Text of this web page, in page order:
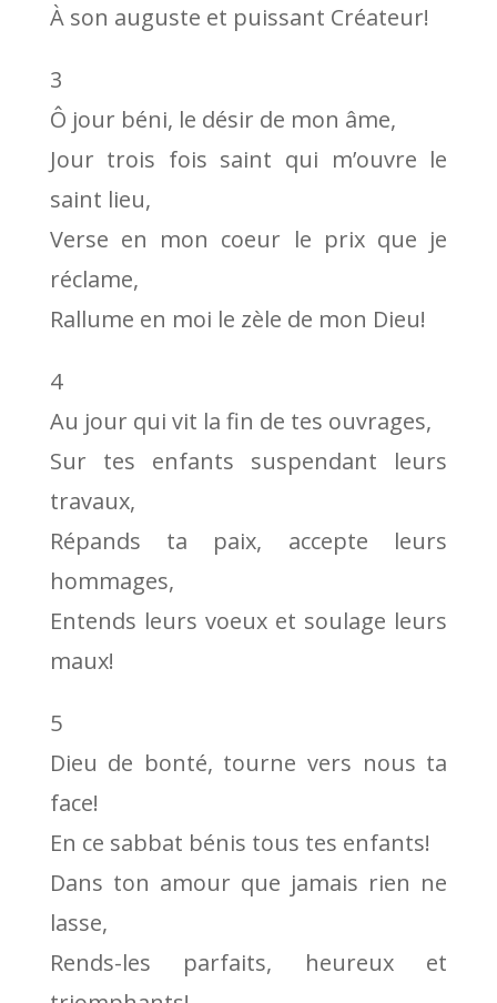
À son auguste et puissant Créateur!
3
Ô jour béni, le désir de mon âme,
Jour trois fois saint qui m’ouvre le
saint lieu,
Verse en mon coeur le prix que je
réclame,
Rallume en moi le zèle de mon Dieu!
4
Au jour qui vit la fin de tes ouvrages,
Sur tes enfants suspendant leurs
travaux,
Répands ta paix, accepte leurs
hommages,
Entends leurs voeux et soulage leurs
maux!
5
Dieu de bonté, tourne vers nous ta
face!
En ce sabbat bénis tous tes enfants!
Dans ton amour que jamais rien ne
lasse,
Rends-les parfaits, heureux et